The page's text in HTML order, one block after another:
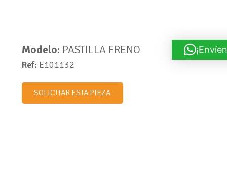
Modelo: PASTILLA FRENO
Ref: E101132
SOLICITAR ESTA PIEZA